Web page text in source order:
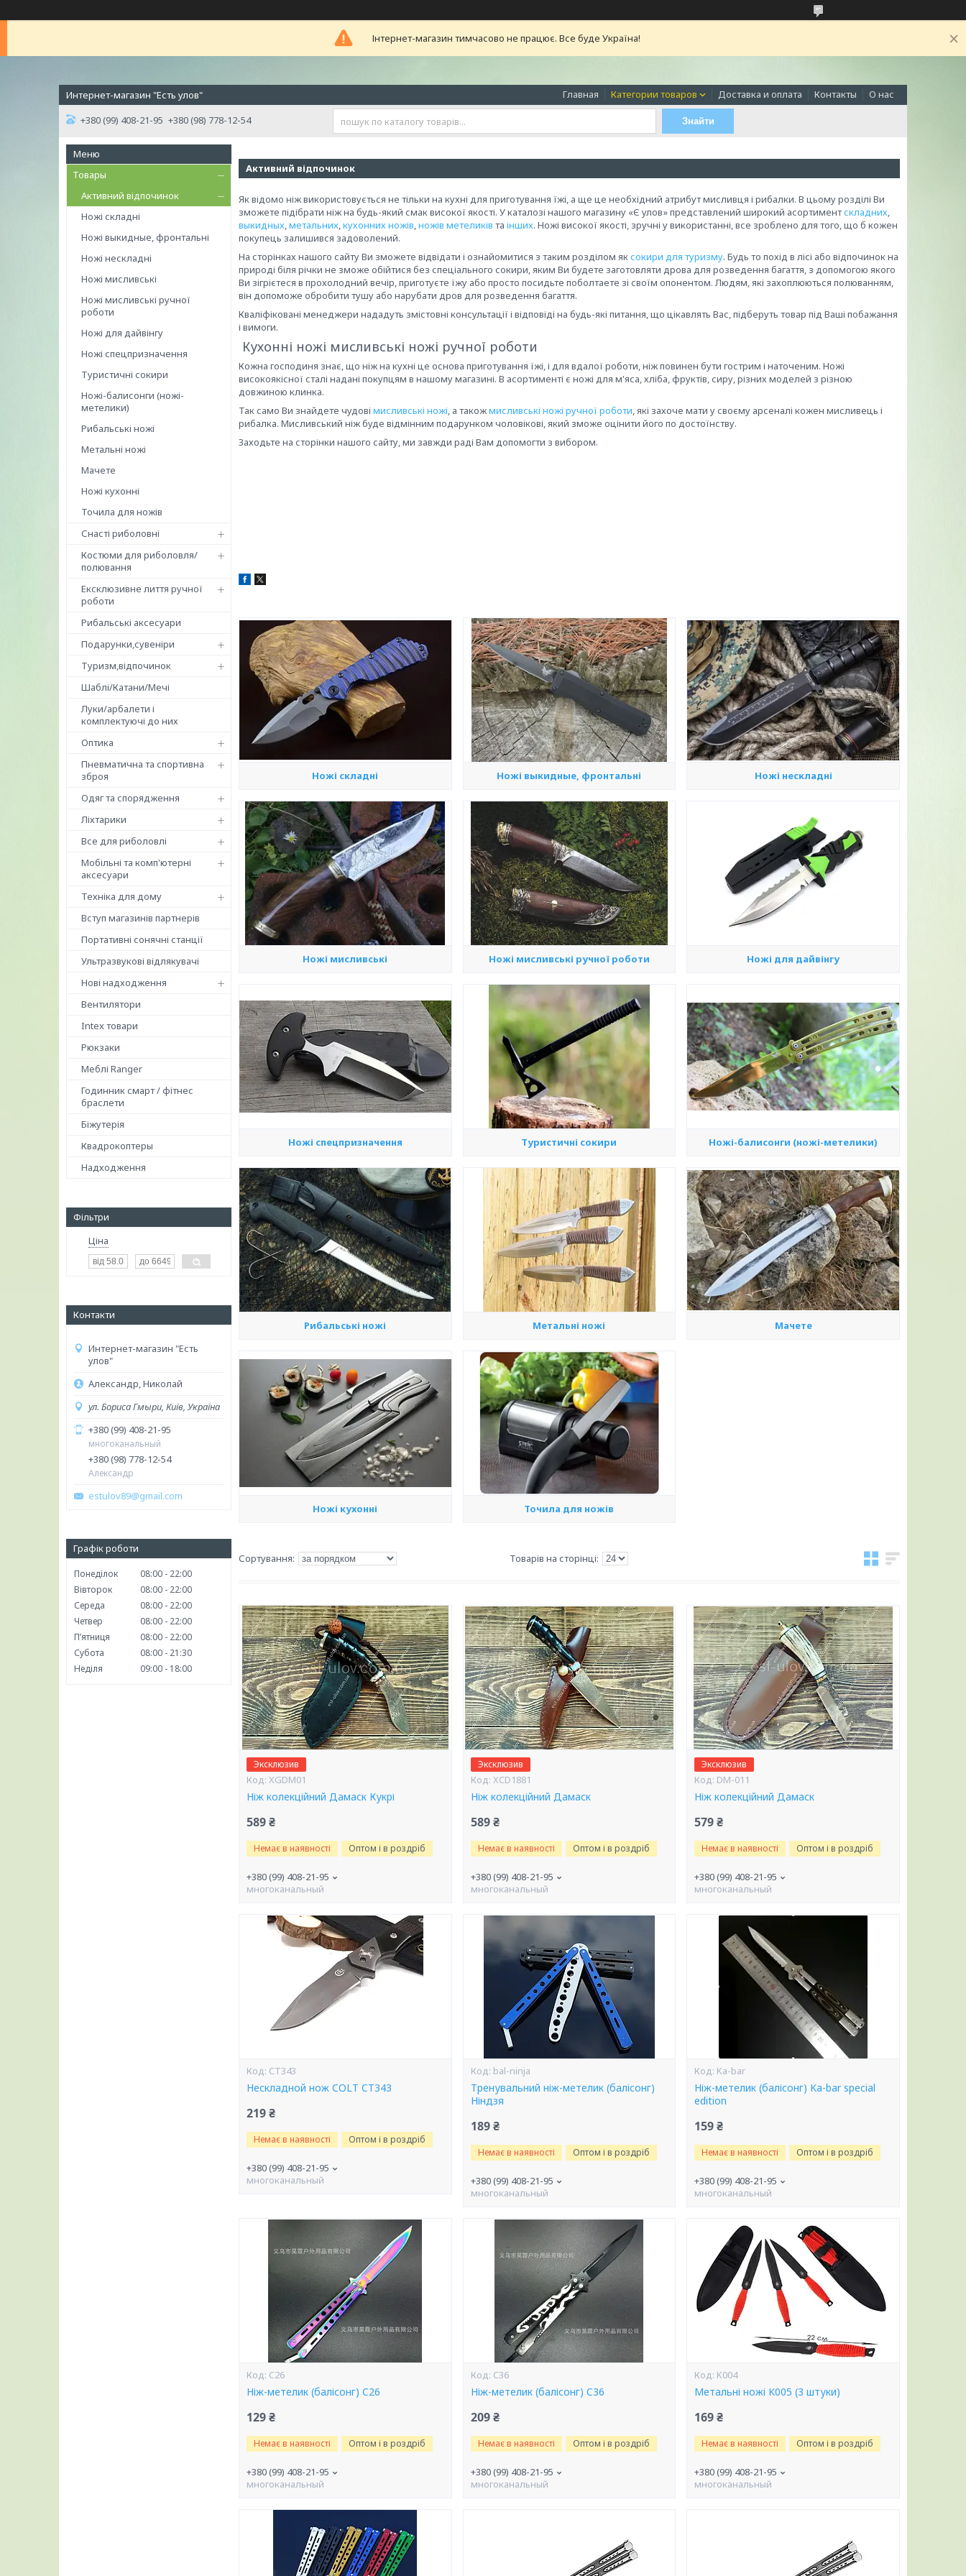
Інтернет-магазин тимчасово не працює. Все буде Україна!
Интернет-магазин "Есть улов" Главная Категории товаров Доставка и оплата Контакты О нас
+380 (99) 408-21-95 +380 (98) 778-12-54 Знайти
Товары
Активний відпочинок
Ножі складні
Ножі выкидные, фронтальні
Ножі нескладні
Ножі мисливські
Ножі мисливські ручної
роботи
Ножі для дайвінгу
Ножі спецпризначення
Туристичні сокири
Ножі-балисонги (ножі-
метелики)
Рибальські ножі
Метальні ножі
Мачете
Ножі кухонні
Точила для ножів
Снасті риболовні
Костюми для риболовля/
полювання
Ексклюзивне лиття ручної
роботи
Рибальські аксесуари
Подарунки,сувеніри
Туризм,відпочинок
Шаблі/Катани/Мечі
Луки/арбалети і
комплектуючі до них
Оптика
Пневматична та спортивна
зброя
Одяг та спорядження
Ліхтарики
Все для риболовлі
Мобільні та комп'ютерні
аксесуари
Техніка для дому
Вступ магазинів партнерів
Портативні сонячні станції
Ультразвукові відлякувачі
Нові надходження
Вентилятори
Intex товари
Рюкзаки
Меблі Ranger
Годинник смарт / фітнес
браслети
Біжутерія
Квадрокоптеры
Надходження
Фільтри
Ціна
Контакти
Интернет-магазин "Есть
улов"
Александр, Николай
ул. Бориса Гмыри, Київ, Україна
+380 (99) 408-21-95
многоканальный
+380 (98) 778-12-54
Александр
estulov89@gmail.com
Графік роботи
Понеділок 08:00
22:00
Вівторок
08:00
22:00
Середа
08:00
22:00
Четвер
08:00
22:00
Пʼятниця
08:00
22:00
Субота
08:00
21:30
Неділя
09:00 18:00
Активний відпочинок
Як відомо ніж використовується не тільки на кухні для приготування їжі, а ще це необхідний атрибут мисливця і рибалки. В цьому розділі Ви
зможете підібрати ніж на будь-який смак високої якості. У каталозі нашого магазину «Є улов» представлений широкий асортиментскладних,
выкидных,метальних,кухонних ножів,ножів метеликів та інших. Ножі високої якості, зручні у використанні, все зроблено для того, що б кожен
покупець залишився задоволений.
На сторінках нашого сайту Ви зможете відвідати і ознайомитися з таким розділом яксокири для туризму. Будь то похід в лісі або відпочинок на
природі біля річки не зможе обійтися без спеціального сокири, яким Ви будете заготовляти дрова для розведення багаття, з допомогою якого
Ви зігрієтеся в прохолодний вечір, приготуєте їжу або просто посидьте поболтаете зі своїм опонентом. Людям, які захоплюються полюванням,
він допоможе обробити тушу або нарубати дров для розведення багаття.
Кваліфіковані менеджери нададуть змістовні консультації і відповіді на будь-які питання, що цікавлять Вас, підберуть товар під Ваші побажання
і вимоги.
Кухонні ножі мисливські ножі ручної роботи
Кожна господиня знає, що ніж на кухні це основа приготування їжі, і для вдалої роботи, ніж повинен бути гострим і наточеним. Ножі
високоякісної сталі надані покупцям в нашому магазині. В асортименті є ножі для м'яса, хліба, фруктів, сиру, різних моделей з різною
довжиною клинка.
Так само Ви знайдете чудові мисливські ножі, а такожмисливські ножі ручної роботи, які захоче мати у своєму арсеналі кожен мисливець і
рибалка. Мисливський ніж буде відмінним подарунком чоловікові, який зможе оцінити його по достоїнству.
Заходьте на сторінки нашого сайту, ми завжди раді Вам допомогти з вибором.
Ножі складні Ножі выкидные, фронтальні Ножі нескладні
Ножі мисливські Ножі мисливські ручної роботи Ножі для дайвінгу
Ножі спецпризначення Туристичні сокири Ножі-балисонги (ножі-метелики)
Рибальські ножі Метальні ножі Мачете
Ножі кухонні Точила для ножів
Эксклюзив
XGDM01
Ніж колекційний Дамаск Кукрі
589 ₴
Немає в наявності Оптом і в роздріб
+380 (99) 408-21-95
многоканальный
Эксклюзив
XCD1881
Ніж колекційний Дамаск
589 ₴
Немає в наявності Оптом і в роздріб
+380 (99) 408-21-95
многоканальный
Эксклюзив
DM-011
Ніж колекційний Дамаск
579 ₴
Немає в наявності Оптом і в роздріб
+380 (99) 408-21-95
многоканальный
CT343
Нескладной нож COLT CT343
219 ₴
Немає в наявності Оптом і в роздріб
+380 (99) 408-21-95
многоканальный
bal-ninja
Тренувальний ніж-метелик (балісонг)
Ніндзя
189 ₴
Немає в наявності Оптом і в роздріб
+380 (99) 408-21-95
многоканальный
Ka-bar
Ніж-метелик (балісонг) Ka-bar special
edition
159 ₴
Немає в наявності Оптом і в роздріб
+380 (99) 408-21-95
многоканальный
C26
Ніж-метелик (балісонг) C26
129 ₴
Немає в наявності Оптом і в роздріб
+380 (99) 408-21-95
многоканальный
C36
Ніж-метелик (балісонг) C36
209 ₴
Немає в наявності Оптом і в роздріб
+380 (99) 408-21-95
многоканальный
K004
Метальні ножі K005 (3 штуки)
169 ₴
Немає в наявності Оптом і в роздріб
+380 (99) 408-21-95
многоканальный